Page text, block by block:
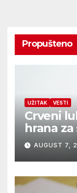
Propušteno
UŽITAK VESTI
Crveni
hrana
AUGUST 7,